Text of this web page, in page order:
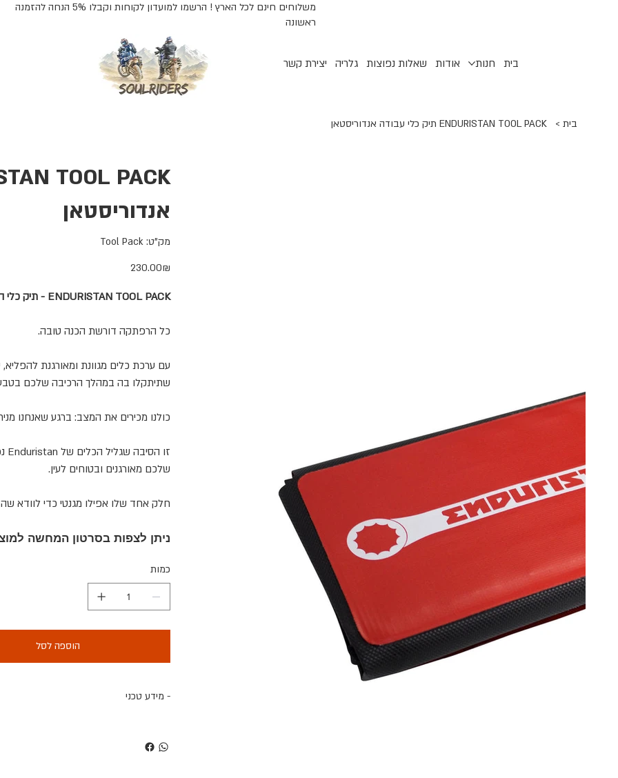
בית חנות אודות שאלות נפוצות גלריה יצירת קשר
משלוחים חינם לכל הארץ ! הרשמו למועדון לקוחות וקבלו 5% הנחה להזמנה
ראשונה
בית > ENDURISTAN TOOL PACK תיק כלי עבודה אנדוריסטאן
אנדוריסטאן
מק"ט:
מק"ט
Tool
Tool Pack
מחיר ‏230.00 ‏₪
ENDURISTAN TOOL PACK - תיק כלי העבודה שלך.
כל הרפתקה דורשת הכנה טובה.
עם ערכת כלים מגוונת ומאורגנת
שתיתקלו בה במהלך הרכיבה שלכם
כולנו מכירים את המצב: ברגע שאנחנו
זו הסיבה שגליל הכלים של
שלכם מאורגנים ובטוחים לעין.
חלק אחד שלו אפילו מגנטי כדי לוודא
ניתן לצפות בסרטון המחשה
כמות
הוספה לסל
- מידע טכני